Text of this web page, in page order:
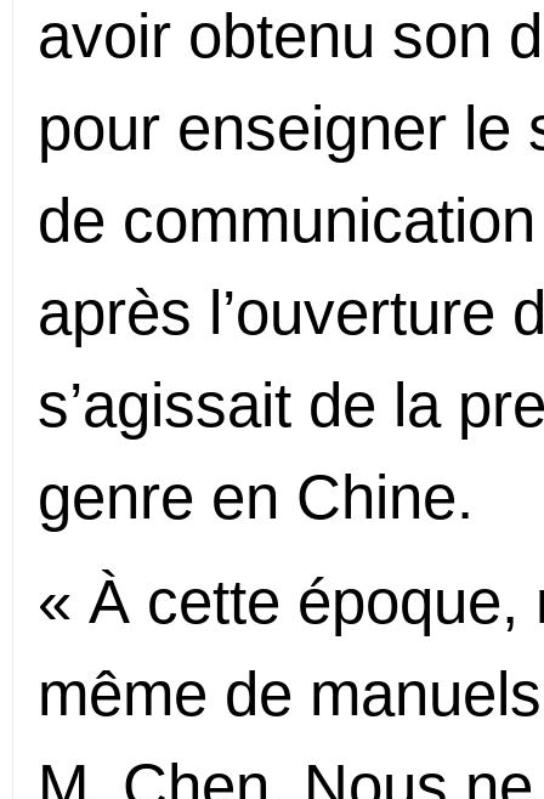
avoir obtenu son
pour enseigner le
de
après l’ouverture
s’agissait de la
genre en Chine.
« À cette époque,
même de